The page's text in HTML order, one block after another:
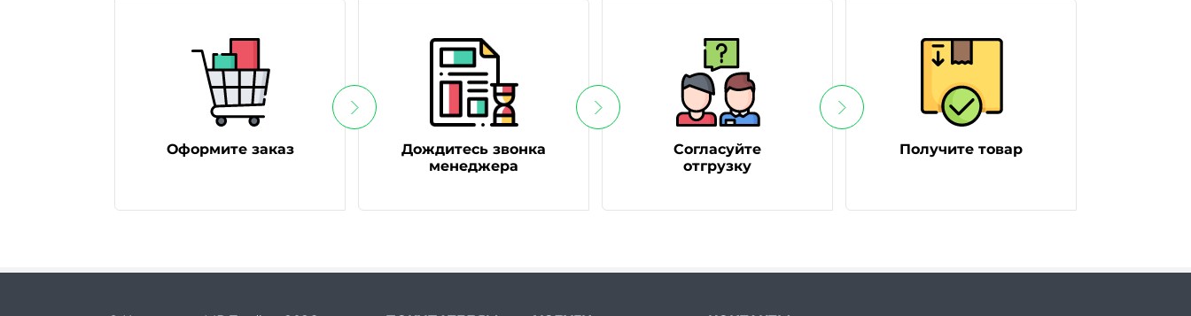
Оформите заказ
Дождитесь звонка
менеджера
Согласуйте
отгрузку
Получите товар